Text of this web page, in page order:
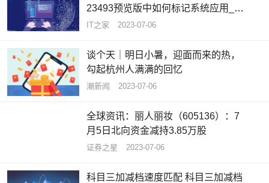
23493预览版中如何标记系统应用_环
球关注
IT之家 2023-07-06
谈个天｜明日小暑，迎面而来的热，
勾起杭州人满满的回忆
潮新闻 2023-07-06
全球资讯：丽人丽妆（605136）：7
月5日北向资金减持3.85万股
证券之星 2023-07-06
科目三加减档速度匹配 科目三加减档